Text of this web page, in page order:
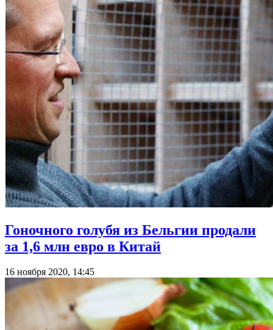
Гоночного голубя из Бельгии продали
за 1,6 млн евро в Китай
16 ноября 2020, 14:45